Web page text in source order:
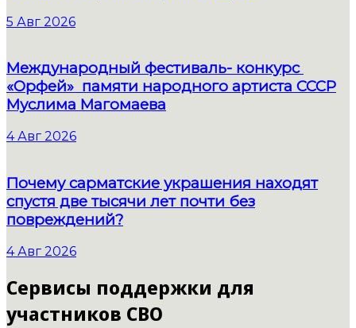
5 Авг 2026
Международный фестиваль- конкурс
«Орфей» памяти народного артиста СССР
Муслима Магомаева
4 Авг 2026
Почему сарматские украшения находят
спустя две тысячи лет почти без
повреждений?
4 Авг 2026
Сервисы поддержки для
участников СВО